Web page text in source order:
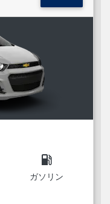
local_gas_station
ガソリン